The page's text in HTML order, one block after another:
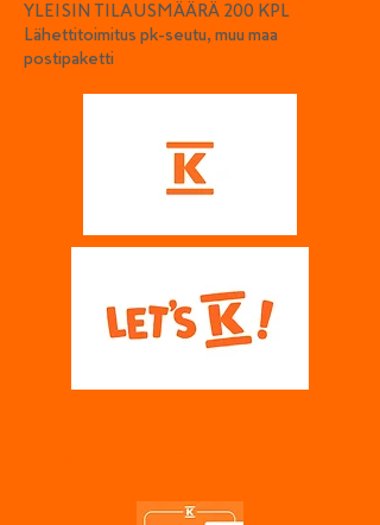
YLEISIN TILAUSMÄÄRÄ 200 KPL
Lähettitoimitus pk-seutu, muu maa
postipaketti